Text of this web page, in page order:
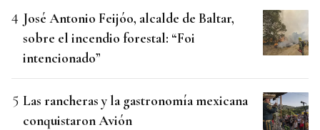
José Antonio Feijóo, alcalde de Baltar,
sobre el incendio forestal: “Foi
intencionado”
Las rancheras y la gastronomía mexicana
conquistaron Avión